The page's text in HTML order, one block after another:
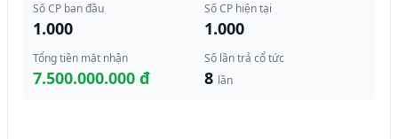
Số CP ban đầu
1.000
Số CP hiện tại
1.000
Tổng tiền mặt nhận
7.500.000.000 đ
Số lần trả cổ tức
8 lần